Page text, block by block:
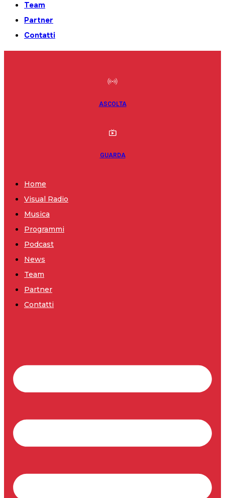
Team
Partner
Contatti
ASCOLTA
GUARDA
Home
Visual Radio
Musica
Programmi
Podcast
News
Team
Partner
Contatti